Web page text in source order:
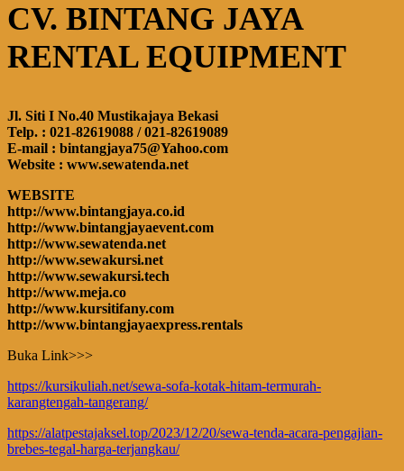
CV. BINTANG JAYA
RENTAL EQUIPMENT
Jl. Siti I No.40 Mustikajaya Bekasi
Telp. : 021-82619088 / 021-82619089
E-mail : bintangjaya75@Yahoo.com
Website : www.sewatenda.net
WEBSITE
http://www.bintangjaya.co.id
http://www.bintangjayaevent.com
http://www.sewatenda.net
http://www.sewakursi.net
http://www.sewakursi.tech
http://www.meja.co
http://www.kursitifany.com
http://www.bintangjayaexpress.rentals
Buka Link>>>
https://kursikuliah.net/sewa-sofa-kotak-hitam-termurah-
karangtengah-tangerang/
https://alatpestajaksel.top/2023/12/20/sewa-tenda-acara-pengajian-
brebes-tegal-harga-terjangkau/